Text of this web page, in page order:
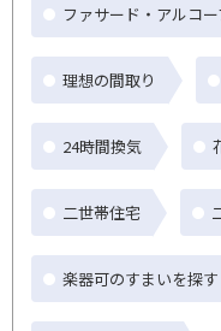
ファサード・アルコ
理想の間取り
24時間換気
二世帯住宅
楽器可のすまいを探す